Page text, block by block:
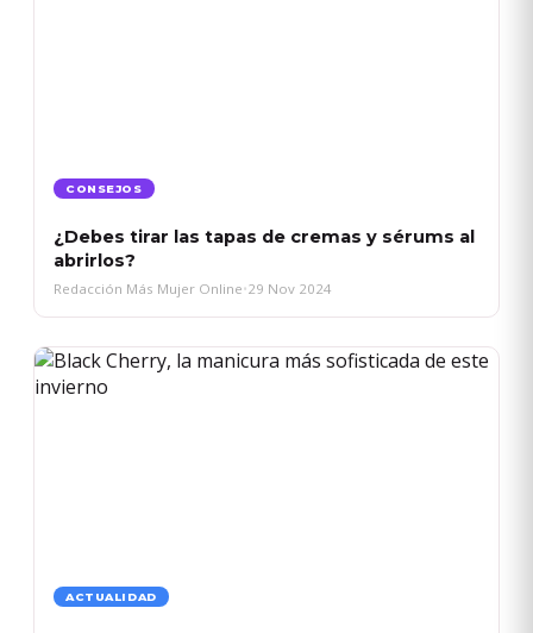
CONSEJOS
¿Debes tirar las tapas de cremas y sérums al
abrirlos?
Redacción Más Mujer Online•29 Nov 2024
ACTUALIDAD